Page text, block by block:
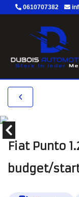
0610707382
Fiat Punto
budget/